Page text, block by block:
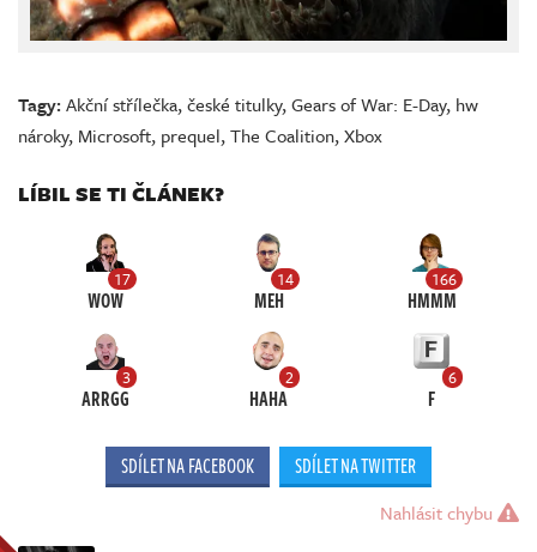
Tagy:Akční střílečka,české titulky,Gears of War: E-Day, hw
nároky, Microsoft, prequel,The Coalition,Xbox
LÍBIL SE TI ČLÁNEK?
17
WOW
14
MEH
166
HMMM
3
ARRGG
2
HAHA
6
F
SDÍLET NA FACEBOOK SDÍLET NA TWITTER
Nahlásit chybu